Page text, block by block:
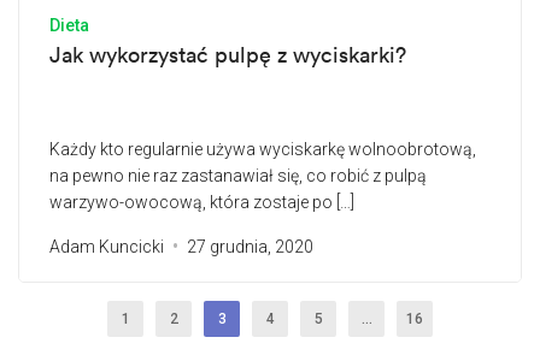
Dieta
Jak wykorzystać pulpę z wyciskarki?
Każdy kto regularnie używa wyciskarkę wolnoobrotową,
na pewno nie raz zastanawiał się, co robić z pulpą
warzywo-owocową, która zostaje po […]
Adam Kuncicki 27 grudnia, 2020
1 2 3 4 5 … 16